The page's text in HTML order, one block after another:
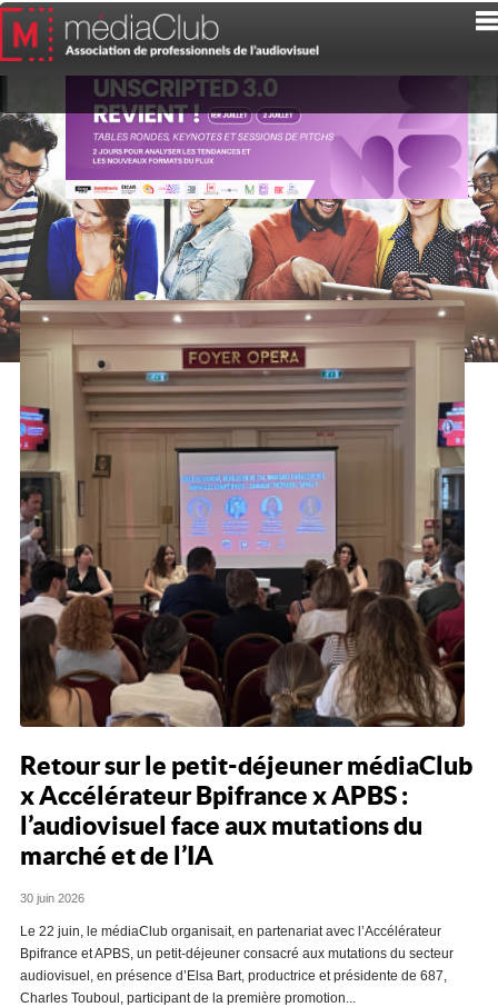
Retour sur le petit-déjeuner médiaClub
x Accélérateur Bpifrance x APBS :
l’audiovisuel face aux mutations du
marché et de l’IA
30 juin 2026
Le 22 juin, le médiaClub organisait, en partenariat avec l’Accélérateur
Bpifrance et APBS, un petit-déjeuner consacré aux mutations du secteur
audiovisuel, en présence d’Elsa Bart, productrice et présidente de 687,
Charles Touboul, participant de la première promotion...